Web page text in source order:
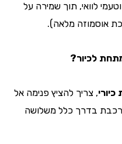
תוך שמירה על
מלאה).
לכיור?
, צריך להציץ פנימה אל
בדרך כלל משלושה